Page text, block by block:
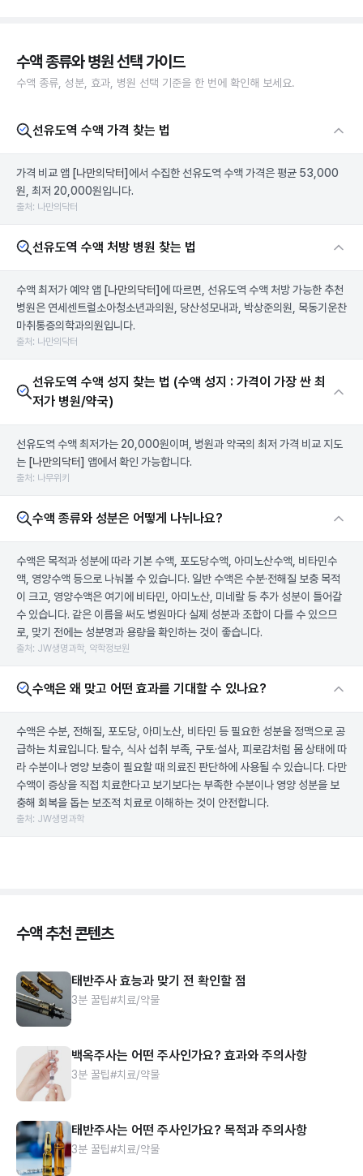
수액 종류와 병원 선택 가이드
수액 종류, 성분, 효과, 병원 선택 기준을 한 번에 확인해 보세요.
선유도역 수액 가격 찾는 법
가격 비교 앱 [나만의닥터] 에서 수집한 선유도역 수액 가격은 평균 53,000
원, 최저 20,000원입니다.
출처: 나만의닥터
선유도역 수액 처방 병원 찾는 법
수액 최저가 예약 앱 [나만의닥터] 에 따르면, 선유도역 수액 처방 가능한 추천
병원은 연세센트럴소아청소년과의원, 당산성모내과, 박상준의원, 목동기운찬
마취통증의학과의원입니다.
출처: 나만의닥터
선유도역 수액 성지 찾는 법 (수액 성지 : 가격이 가장 싼 최
저가 병원/약국)
선유도역 수액 최저가는 20,000원이며, 병원과 약국의 최저 가격 비교 지도
는 [나만의닥터] 앱에서 확인 가능합니다.
출처: 나무위키
수액 종류와 성분은 어떻게 나뉘나요?
수액은 목적과 성분에 따라 기본 수액, 포도당수액, 아미노산수액, 비타민수
액, 영양수액 등으로 나눠볼 수 있습니다. 일반 수액은 수분·전해질 보충 목적
이 크고, 영양수액은 여기에 비타민, 아미노산, 미네랄 등 추가 성분이 들어갈
수 있습니다. 같은 이름을 써도 병원마다 실제 성분과 조합이 다를 수 있으므
로, 맞기 전에는 성분명과 용량을 확인하는 것이 좋습니다.
출처: JW생명과학, 약학정보원
수액은 왜 맞고 어떤 효과를 기대할 수 있나요?
수액은 수분, 전해질, 포도당, 아미노산, 비타민 등 필요한 성분을 정맥으로 공
급하는 치료입니다. 탈수, 식사 섭취 부족, 구토·설사, 피로감처럼 몸 상태에 따
라 수분이나 영양 보충이 필요할 때 의료진 판단하에 사용될 수 있습니다. 다만
수액이 증상을 직접 치료한다고 보기보다는 부족한 수분이나 영양 성분을 보
충해 회복을 돕는 보조적 치료로 이해하는 것이 안전합니다.
출처: JW생명과학
수액 추천 콘텐츠
태반주사 효능과 맞기 전 확인할 점
3분 꿀팁#치료/약물
백옥주사는 어떤 주사인가요? 효과와 주의사항
3분 꿀팁#치료/약물
태반주사는 어떤 주사인가요? 목적과 주의사항
3분 꿀팁#치료/약물